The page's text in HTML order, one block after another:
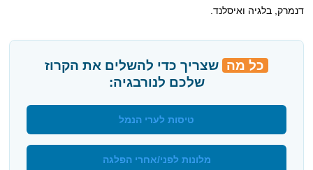
דנמרק, בלגיה ואיסלנד.
כל מה שצריך כדי להשלים את הקרוז
שלכם לנורבגיה:
טיסות לערי הנמל
מלונות לפני/אחרי הפלגה